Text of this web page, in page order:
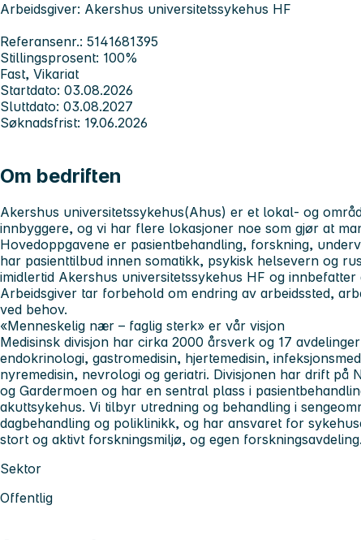
Arbeidsgiver: Akershus universitetssykehus HF
Referansenr.: 5141681395
Stillingsprosent: 100%
Fast, Vikariat
Startdato: 03.08.2026
Sluttdato: 03.08.2027
Søknadsfrist: 19.06.2026
Om bedriften
Akershus universitetssykehus(Ahus) er et lokal- og
innbyggere, og vi har flere lokasjoner noe som gjør at
Hovedoppgavene er pasientbehandling, forskning,
har pasienttilbud innen somatikk, psykisk helsevern og
imidlertid Akershus universitetssykehus HF og
Arbeidsgiver tar forbehold om endring av arbeidssted,
ved behov.
«Menneskelig nær – faglig sterk» er vår visjon
Medisinsk divisjon har cirka 2000 årsverk og 17
endokrinologi, gastromedisin, hjertemedisin,
nyremedisin, nevrologi og geriatri. Divisjonen har drift på
og Gardermoen og har en sentral plass i
akuttsykehus. Vi tilbyr utredning og behandling i
dagbehandling og poliklinikk, og har ansvaret for
stort og aktivt forskningsmiljø, og egen forskningsavdeling.
Sektor
Offentlig